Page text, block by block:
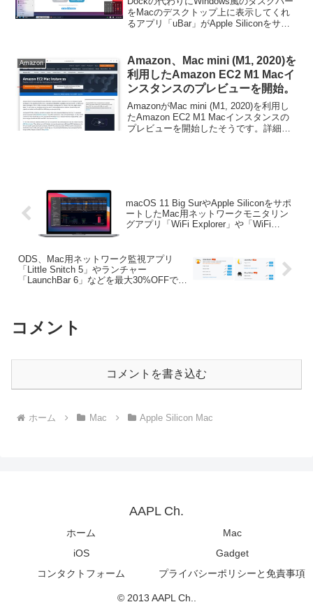
ポート。
をMacのデスクトップ上に表示してくれ
るアプリ「uBar」がApple Siliconをサポ
Amazon
Amazon、Mac mini (M1, 2020)を
利用したAmazon EC2 M1 Macイ
ンスタンスのプレビューを開始。
AmazonがMac mini (M1, 2020)を利用し
たAmazon EC2 M1 Macインスタンスの
プレビューを開始したそうです。詳細は
macOS 11 Big SurやApple Siliconをサポ
ートしたMac用ネットワークモニタリン
グアプリ「WiFi Explorer」や「WiFi
ODS、Mac用ネットワーク監視アプリ
「Little Snitch 5」やランチャー
「LaunchBar 6」などを最大30%OFFで販
コメント
コメントを書き込む
ホーム Mac Apple Silicon Mac
AAPL Ch.
ホーム
Mac
iOS
Gadget
コンタクトフォーム
プライバシーポリシーと免責事項
© 2013 AAPL Ch..